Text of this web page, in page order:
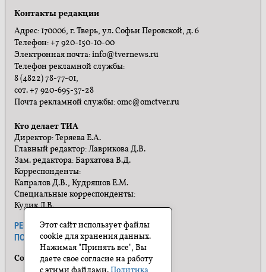
Контакты редакции
Адрес: 170006, г. Тверь, ул. Софьи Перовской, д. 6
Телефон: +7 920-150-10-00
Электронная почта: info@tvernews.ru
Телефон рекламной службы:
8 (4822) 78-77-01,
сот. +7 920-695-37-28
Почта рекламной службы: omc@omctver.ru
Кто делает ТИА
Директор: Теряева Е.А.
Главный редактор: Лаврикова Д.В.
Зам. редактора: Бархатова В.Д.
Корреспонденты:
Капралов Д.В., Кудряшов Е.М.
Специальные корреспонденты:
Кулик Л.В.
РЕКЛАМА ПРАВИЛА САЙТА
ПОЛИТИКА КОНФИДЕНЦИАЛЬНОСТИ
Социальные сети
Этот сайт использует файлы
cookie для хранения данных.
Нажимая "Принять все", Вы
даете свое согласие на работу